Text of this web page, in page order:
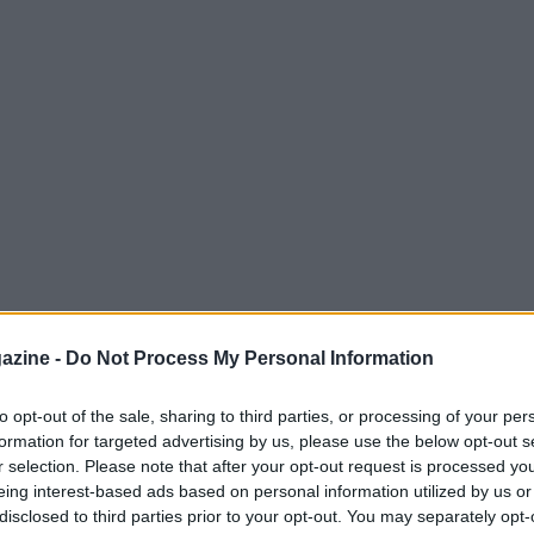
- Do Not Process My Personal Information
opt-out of the sale, sharing to third parties, or processing of your
for targeted advertising by us, please use the below opt-out
selection. Please note that after your opt-out request is processed
interest-based ads based on personal information utilized by us
to third parties prior to your opt-out. You may separately
vicino alla scuola elementare Ezio De
per la comunità grazie all’iniziativa
unisce sport e divertimento, mira a
attività inclusive e accessibili a